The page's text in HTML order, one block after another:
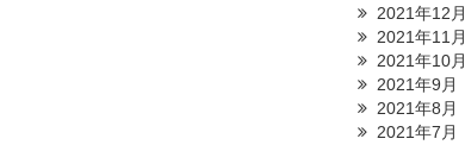
2021年12月
2021年11月
2021年10月
2021年9月
2021年8月
2021年7月